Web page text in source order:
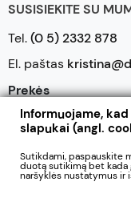
SUSISIEKITE SU
Tel.(0 5) 2332 878
El. paštas
Prekės
Mūsų įmonė
Jūsų paskyra
2026 © UAB
Informuojame,
slapukai (angl.
Sutikdami, paspauskite
duotą sutikimą bet
naršyklės nustatymus ir